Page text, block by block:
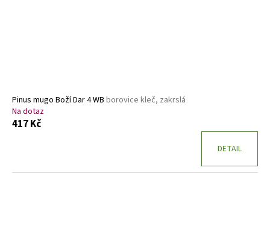
Pinus mugo Boží Dar 4 WB borovice kleč, zakrslá
Na dotaz
417 Kč
DETAIL